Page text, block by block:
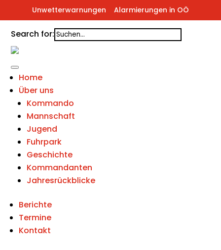
Unwetterwarnungen Alarmierungen in OÖ
Search for:
Home
Über uns
Kommando
Mannschaft
Jugend
Fuhrpark
Geschichte
Kommandanten
Jahresrückblicke
Berichte
Termine
Kontakt